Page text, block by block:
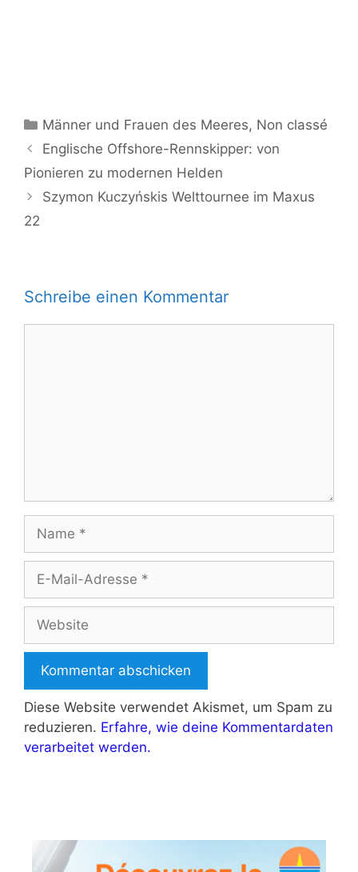
Kategorien
Männer und Frauen des Meeres, Non classé
Englische Offshore-Rennskipper: von
Pionieren zu modernen Helden
Szymon Kuczyńskis Welttournee im Maxus
22
Schreibe einen Kommentar
Mail-
Adresse
Diese Website verwendet Akismet, um Spam zu
reduzieren. Erfahre, wie deine Kommentardaten
verarbeitet werden.